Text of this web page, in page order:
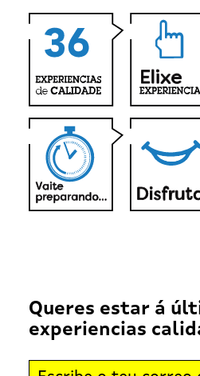
Queres estar á
experiencias